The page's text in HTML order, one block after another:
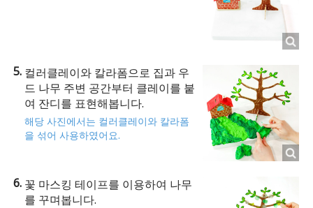
컬러클레이와 칼라폼으로 집과 우
드 나무 주변 공간부터 클레이를 붙
여 잔디를 표현해봅니다.
해당 사진에서는 컬러클레이와 칼라폼
을 섞어 사용하였어요.
꽃 마스킹 테이프를 이용하여 나무
를 꾸며봅니다.